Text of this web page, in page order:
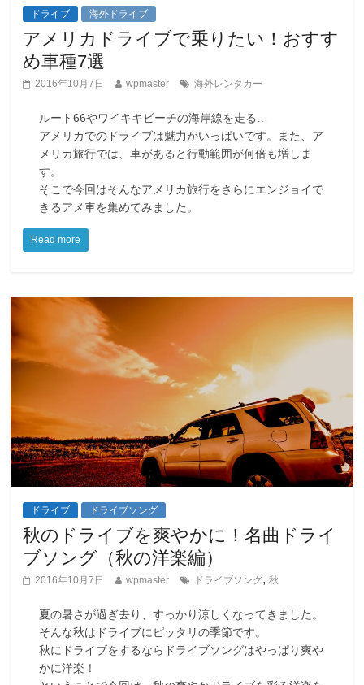
ドライブ 海外ドライブ
アメリカドライブで乗りたい！おすす
め車種7選
2016年10月7日 wpmaster 海外レンタカー
ルート66やワイキキビーチの海岸線を走る…
アメリカでのドライブは魅力がいっぱいです。また、ア
メリカ旅行では、車があると行動範囲が何倍も増しま
す。
そこで今回はそんなアメリカ旅行をさらにエンジョイで
きるアメ車を集めてみました。
Read more
ドライブ ドライブソング
秋のドライブを爽やかに！名曲ドライ
ブソング（秋の洋楽編）
2016年10月7日 wpmaster ドライブソング,秋
夏の暑さが過ぎ去り、すっかり涼しくなってきました。
そんな秋はドライブにピッタリの季節です。
秋にドライブをするならドライブソングはやっぱり爽や
かに洋楽！